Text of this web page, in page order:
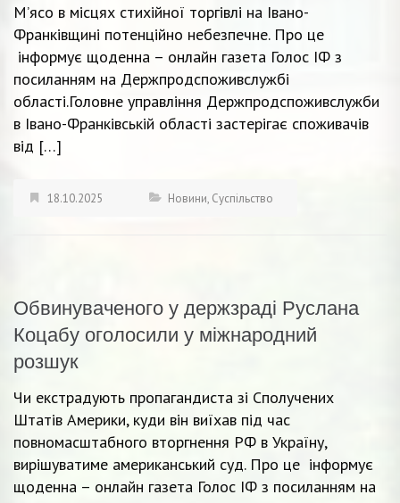
М’ясо в місцях стихійної торгівлі на Івано-
Франківщині потенційно небезпечне. Про це
інформує щоденна – онлайн газета Голос ІФ з
посиланням на Держпродспоживслужбі
області.Головне управління Держпродспоживслужби
в Івано-Франківській області застерігає споживачів
від […]
18.10.2025 Новини, Суспільство
Обвинуваченого у держзраді Руслана
Коцабу оголосили у міжнародний
розшук
Чи екстрадують пропагандиста зі Сполучених
Штатів Америки, куди він виїхав під час
повномасштабного вторгнення РФ в Україну,
вирішуватиме американський суд. Про це інформує
щоденна – онлайн газета Голос ІФ з посиланням на